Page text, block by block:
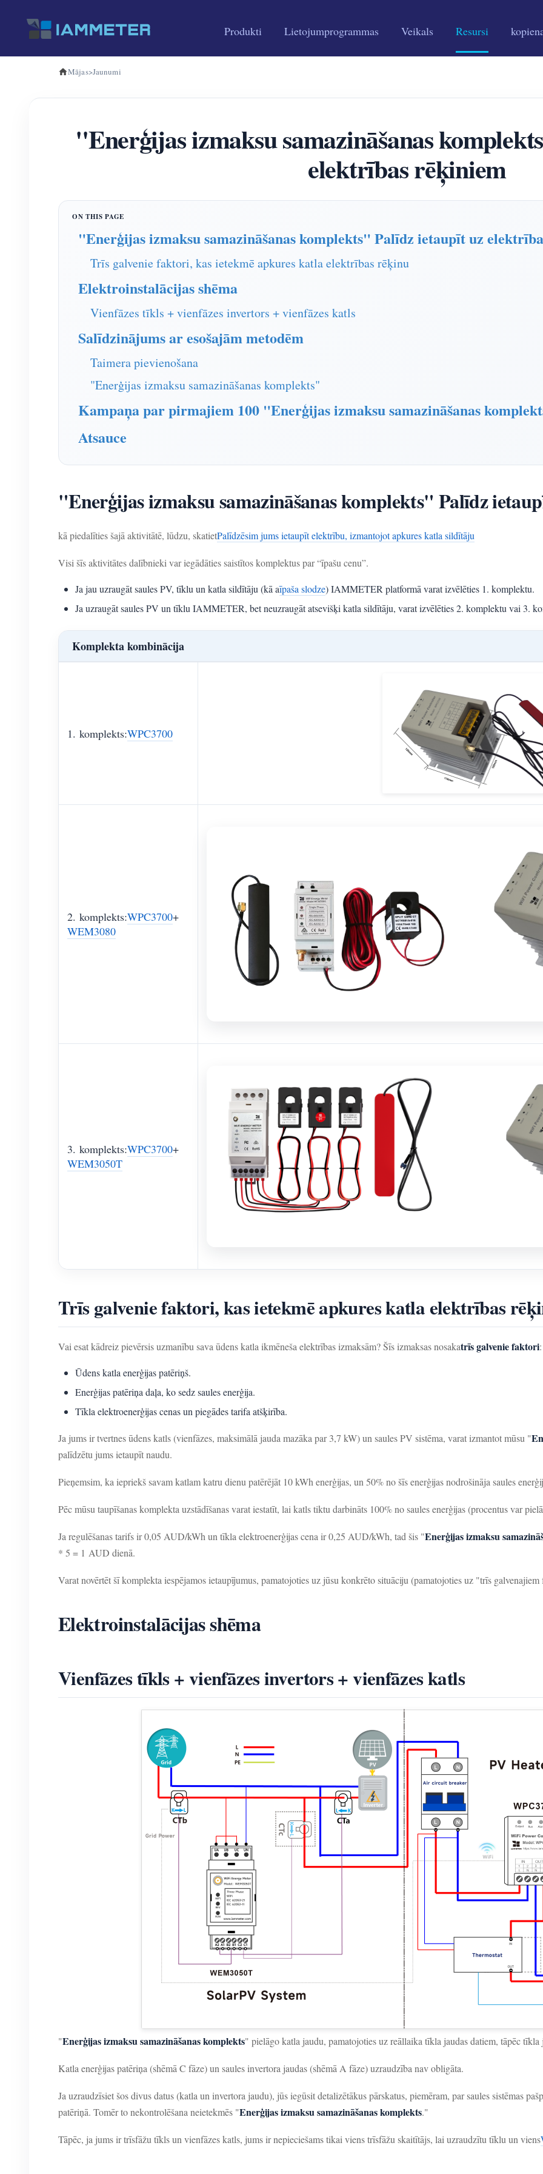
Produkti Lietojumprogrammas Veikals Resursi
Mājas>Jaunumi
"Enerģijas izmaksu samazināšanas
elektrības rēķiniem
"Enerģijas izmaksu samazināšanas komplekts" Palīdz ietaupīt uz
Trīs galvenie faktori, kas ietekmē apkures katla elektrības rēķinu
Elektroinstalācijas shēma
Vienfāzes tīkls + vienfāzes invertors + vienfāzes katls
Salīdzinājums ar esošajām metodēm
Taimera pievienošana
"Enerģijas izmaksu samazināšanas komplekts"
Kampaņa par pirmajiem 100 "Enerģijas izmaksu samazināšanas
Atsauce
"Enerģijas izmaksu samazināšanas komplekts" Palīdz
kā piedalīties šajā aktivitātē, lūdzu, skatietPalīdzēsim jums ietaupīt elektrību, izmantojot apkures katla sildītāju
Visi šīs aktivitātes dalībnieki var iegādāties saistītos komplektus par “īpašu cenu”.
Ja jau uzraugāt saules PV, tīklu un katla sildītāju (kā aīpaša slodze) IAMMETER platformā varat izvēlēties 1. komplektu.
Ja uzraugāt saules PV un tīklu IAMMETER, bet neuzraugāt atsevišķi katla sildītāju, varat izvēlēties 2. komplektu vai 3.
Komplekta kombinācija
1. komplekts:WPC3700
2. komplekts:WPC3700+
WEM3080
3. komplekts:WPC3700+
WEM3050T
Trīs galvenie faktori, kas ietekmē apkures katla elektrības
Vai esat kādreiz pievērsis uzmanību sava ūdens katla ikmēneša elektrības izmaksām? Šīs izmaksas nosakatrīs galvenie faktori:
Ūdens katla enerģijas patēriņš.
Enerģijas patēriņa daļa, ko sedz saules enerģija.
Tīkla elektroenerģijas cenas un piegādes tarifa atšķirība.
Ja jums ir tvertnes ūdens katls (vienfāzes, maksimālā jauda mazāka par 3,7 kW) un saules PV sistēma, varat izmantot mūsu "
palīdzētu jums ietaupīt naudu.
Pieņemsim, ka iepriekš savam katlam katru dienu patērējāt 10 kWh enerģijas, un 50% no šīs enerģijas nodrošināja saules
Pēc mūsu taupīšanas komplekta uzstādīšanas varat iestatīt, lai katls tiktu darbināts 100% no saules enerģijas (procentus var
Ja regulēšanas tarifs ir 0,05 AUD/kWh un tīkla elektroenerģijas cena ir 0,25 AUD/kWh, tad šis "Enerģijas izmaksu
* 5 = 1 AUD dienā.
Varat novērtēt šī komplekta iespējamos ietaupījumus, pamatojoties uz jūsu konkrēto situāciju (pamatojoties uz "trīs
Elektroinstalācijas shēma
Vienfāzes tīkls + vienfāzes invertors + vienfāzes katls
"Enerģijas izmaksu samazināšanas komplekts" pielāgo katla jaudu, pamatojoties uz reāllaika tīkla jaudas datiem, tāpēc
Katla enerģijas patēriņa (shēmā C fāze) un saules invertora jaudas (shēmā A fāze) uzraudzība nav obligāta.
Ja uzraudzīsiet šos divus datus (katla un invertora jaudu), jūs iegūsit detalizētākus pārskatus, piemēram, par saules sistēmas
patēriņā. Tomēr to nekontrolēšana neietekmēs "Enerģijas izmaksu samazināšanas komplekts."
Tāpēc, ja jums ir trīsfāžu tīkls un vienfāzes katls, jums ir nepieciešams tikai viens trīsfāžu skaitītājs, lai uzraudzītu tīklu un viens